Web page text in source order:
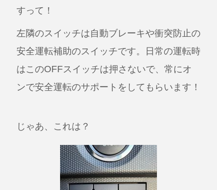
すって！
左隣のスイッチは自動ブレーキや衝突防止の
安全運転補助のスイッチです。日常の運転時
はこのOFFスイッチは押さないで、常にオ
ンで安全運転のサポートをしてもらいます！
じゃあ、これは？